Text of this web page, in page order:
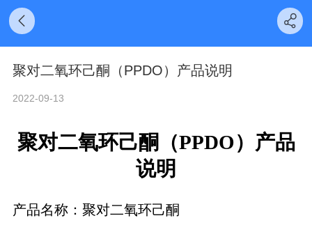
聚对二氧环己酮（PPDO）产品说明
2022-09-13
聚对二氧环己酮（PPDO）产品
说明
产品名称 ：聚对二氧环己酮